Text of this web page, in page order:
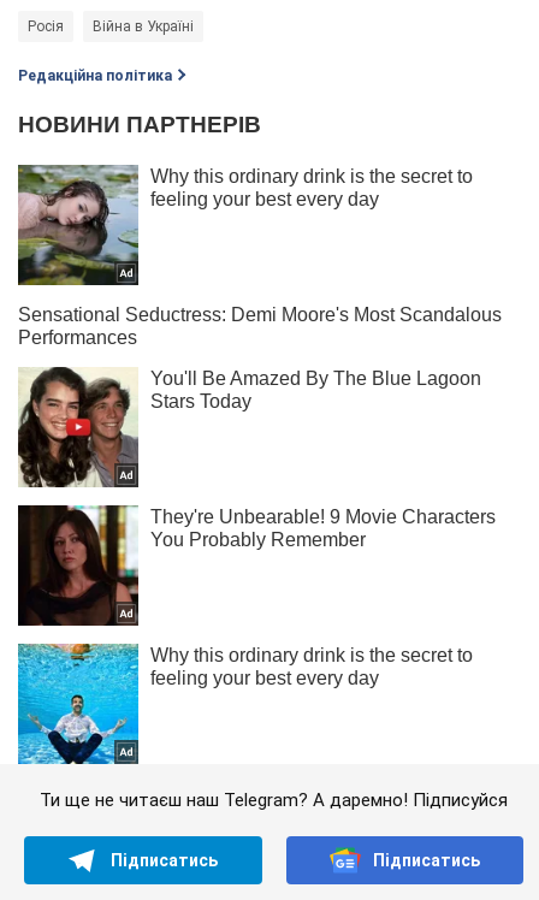
Росія Війна в Україні
Редакційна політика
Ти ще не читаєш наш Telegram? А даремно! Підписуйся
Підписатись Підписатись